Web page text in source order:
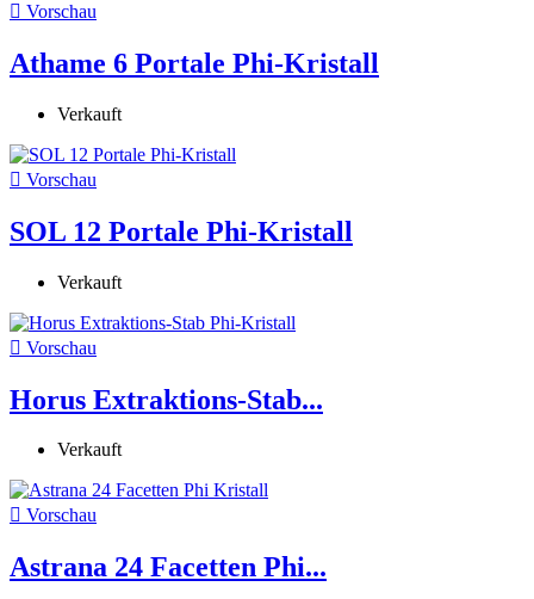
 Vorschau
Athame 6 Portale Phi-Kristall
Verkauft
 Vorschau
SOL 12 Portale Phi-Kristall
Verkauft
 Vorschau
Horus Extraktions-Stab...
Verkauft
 Vorschau
Astrana 24 Facetten Phi...